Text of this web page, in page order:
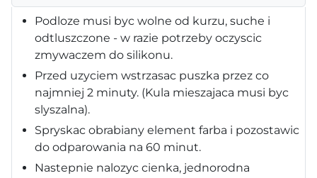
Podloze musi byc wolne od kurzu, suche i
odtluszczone - w razie potrzeby oczyscic
zmywaczem do silikonu.
Przed uzyciem wstrzasac puszka przez co
najmniej 2 minuty. (Kula mieszajaca musi byc
slyszalna).
Spryskac obrabiany element farba i pozostawic
do odparowania na 60 minut.
Nastepnie nalozyc cienka, jednorodna